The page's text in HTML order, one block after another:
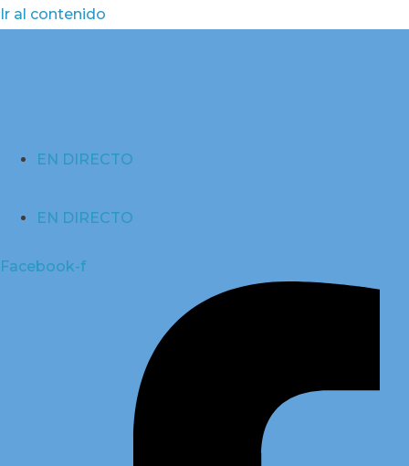
Ir al contenido
EN DIRECTO
EN DIRECTO
Facebook-f